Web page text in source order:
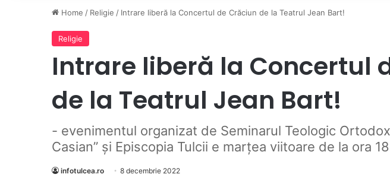
Home / Religie / Intrare liberă la Concertul de Crăciun de la Teatrul Jean Bart!
Religie
Intrare liberă la Concertul
de la Teatrul Jean Bart!
- evenimentul organizat de Seminarul Teologic
Casian” și Episcopia Tulcii e marțea viitoare de la ora
infotulcea.ro 8 decembrie 2022